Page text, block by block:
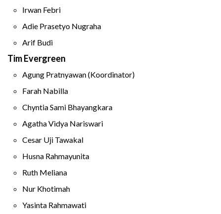
Irwan Febri
Adie Prasetyo Nugraha
Arif Budi
Tim Evergreen
Agung Pratnyawan (Koordinator)
Farah Nabilla
Chyntia Sami Bhayangkara
Agatha Vidya Nariswari
Cesar Uji Tawakal
Husna Rahmayunita
Ruth Meliana
Nur Khotimah
Yasinta Rahmawati